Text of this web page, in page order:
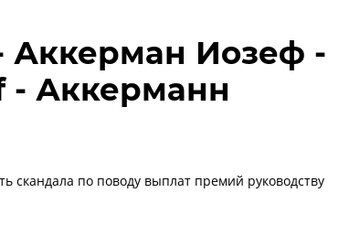
Аккерман Иозеф -
- Аккерманн
скандала по поводу выплат премий руководству